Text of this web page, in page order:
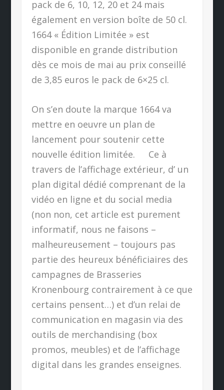
pack de 6, 10, 12, 20 et 24 mais
également en version boîte de 50 cl.
1664 « Édition Limitée » est
disponible en grande distribution
dès ce mois de mai au prix conseillé
de 3,85 euros le pack de 6×25 cl.
On s’en doute la marque 1664 va
mettre en oeuvre un plan de
lancement pour soutenir cette
nouvelle édition limitée. Ce à
travers de l’affichage extérieur, d’ un
plan digital dédié comprenant de la
vidéo en ligne et du social media
(non non, cet article est purement
informatif, nous ne faisons –
malheureusement – toujours pas
partie des heureux bénéficiaires des
campagnes de Brasseries
Kronenbourg contrairement à ce que
certains pensent…) et d’un relai de
communication en magasin via des
outils de merchandising (box
promos, meubles) et de l’affichage
digital dans les grandes enseignes.